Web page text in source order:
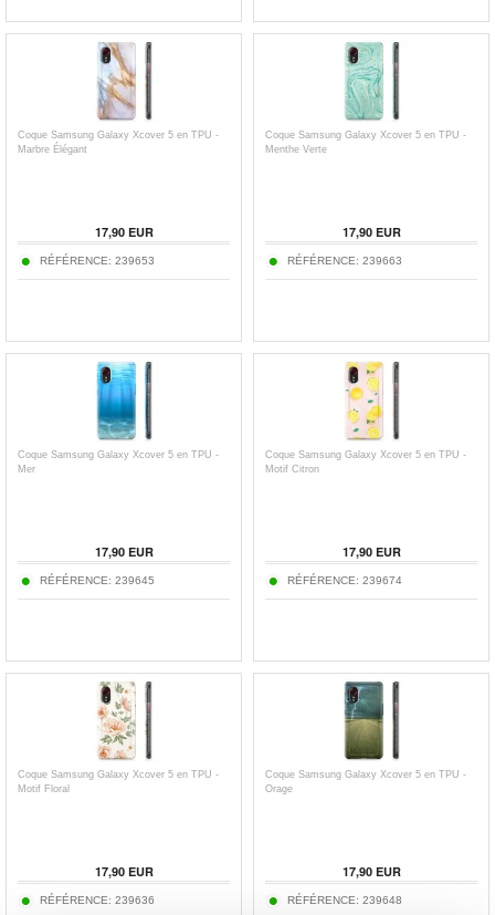
Coque Samsung Galaxy Xcover 5 en TPU -
Marbre Élégant
17,90EUR
RÉFÉRENCE: 239653
Coque Samsung Galaxy Xcover 5 en TPU -
Menthe Verte
17,90EUR
RÉFÉRENCE: 239663
Coque Samsung Galaxy Xcover 5 en TPU -
Mer
17,90EUR
RÉFÉRENCE: 239645
Coque Samsung Galaxy Xcover 5 en TPU -
Motif Citron
17,90EUR
RÉFÉRENCE: 239674
Coque Samsung Galaxy Xcover 5 en TPU -
Motif Floral
17,90EUR
RÉFÉRENCE: 239636
Coque Samsung Galaxy Xcover 5 en TPU -
Orage
17,90EUR
RÉFÉRENCE: 239648